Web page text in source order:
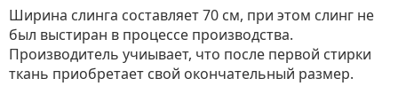
Ширина слинга составляет 70 см, при этом слинг не
был выстиран в процессе производства.
Производитель учиывает, что после первой стирки
ткань приобретает свой окончательный размер.